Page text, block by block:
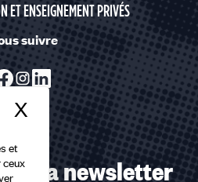
et
ceux
X Masquer le
ET ENSEIGNEMENT PRIVÉS
suivre
à la newsletter